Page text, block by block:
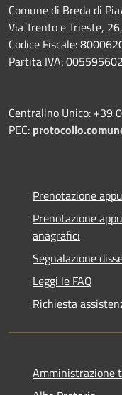
Comune di Breda di
Via Trento e Trieste,
Codice Fiscale:
Partita IVA:
Centralino Unico: +39
PEC:
Prenotazione
Prenotazione
anagrafici
Segnalazione
Leggi le FAQ
Richiesta
Amministrazione